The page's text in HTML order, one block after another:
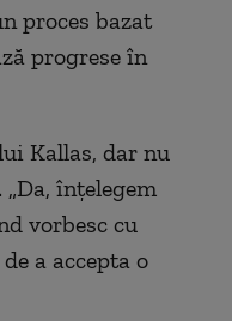
proces bazat
progrese în
Kallas, dar nu
înţelegem
vorbesc cu
a accepta o